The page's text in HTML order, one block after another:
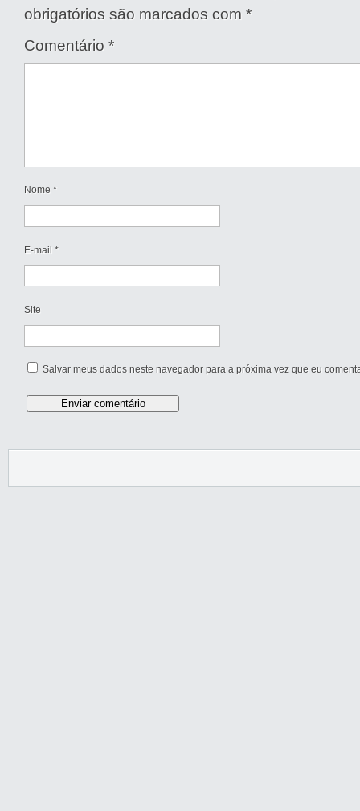
obrigatórios são marcados com *
Comentário *
Nome *
E-mail *
Site
Salvar meus dados neste navegador para a próxima vez que eu